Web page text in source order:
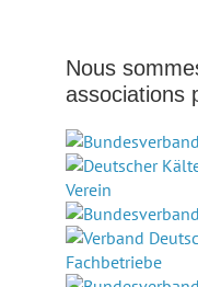
Nous
associations